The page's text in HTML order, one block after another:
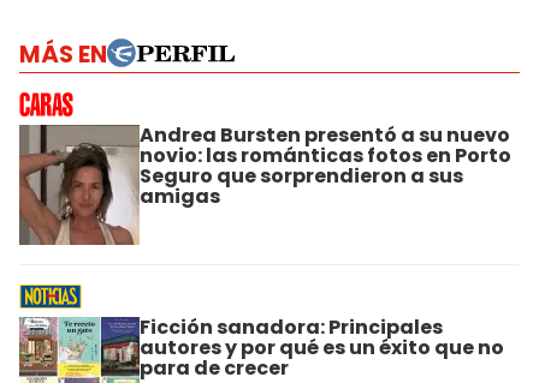
MÁS EN
Andrea Bursten presentó a su nuevo
novio: las románticas fotos en Porto
Seguro que sorprendieron a sus
amigas
Ficción sanadora: Principales
autores y por qué es un éxito que no
para de crecer